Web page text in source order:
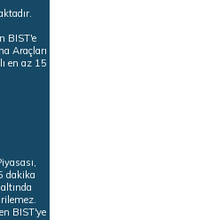
BIST'e
Araçları
en az 15
dakika
BIST'ye